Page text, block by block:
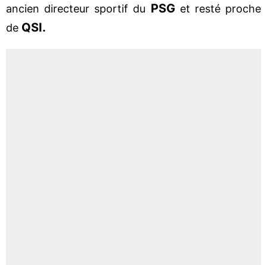
ancien directeur sportif du PSGet resté proche
de QSI.